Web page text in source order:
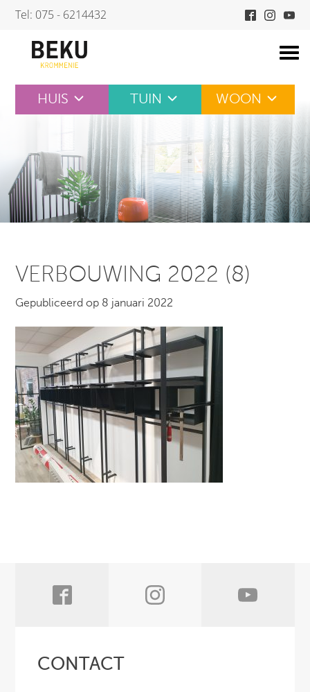
Skip
content
Tel: 075 - 6214432
HUIS TUIN WOON
VERBOUWING 2022 (8)
Gepubliceerd op 8 januari 2022
CONTACT